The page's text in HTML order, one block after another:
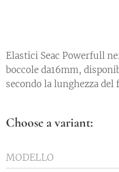
Elastici Seac Powerfull
boccole da16mm,
secondo la lunghezza del
Choose a variant:
MODELLO